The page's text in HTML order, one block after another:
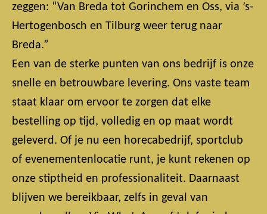
zeggen: “Van Breda tot Gorinchem en Oss, via ’s-
Hertogenbosch en Tilburg weer terug naar
Breda.”
Een van de sterke punten van ons bedrijf is onze
snelle en betrouwbare levering. Ons vaste team
staat klaar om ervoor te zorgen dat elke
bestelling op tijd, volledig en op maat wordt
geleverd. Of je nu een horecabedrijf, sportclub
of evenementenlocatie runt, je kunt rekenen op
onze stiptheid en professionaliteit. Daarnaast
blijven we bereikbaar, zelfs in geval van